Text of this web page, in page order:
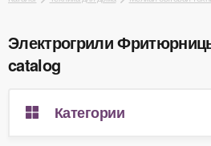
Электрогрили
catalog
Категории